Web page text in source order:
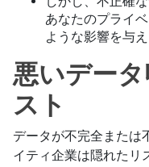
あなたのプライ
ような影響を与
悪いデー
スト
データが不完全または
イティ企業は隠れたリ